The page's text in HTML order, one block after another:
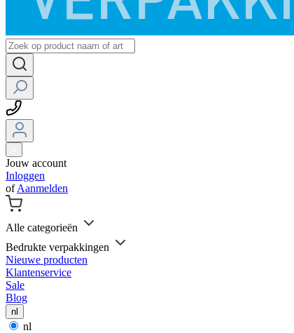
Jouw account
Inloggen
ofAanmelden
Alle categorieën
Bedrukte verpakkingen
Nieuwe producten
Klantenservice
Sale
Blog
nl
nl